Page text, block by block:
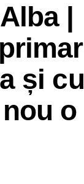
|
și cu
o